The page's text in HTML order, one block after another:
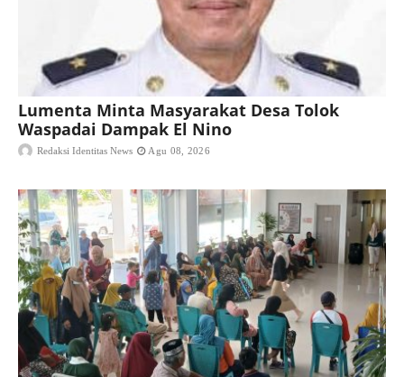
Lumenta Minta Masyarakat Desa Tolok
Waspadai Dampak El Nino
Redaksi Identitas News Agu 08, 2026